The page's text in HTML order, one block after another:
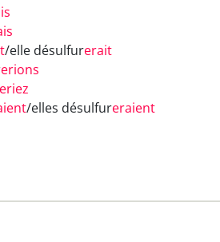
/elle désulfurerait
erions
eriez
/elles désulfureraient